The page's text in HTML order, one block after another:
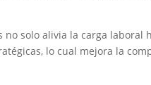
solo alivia la carga laboral
lo cual mejora la